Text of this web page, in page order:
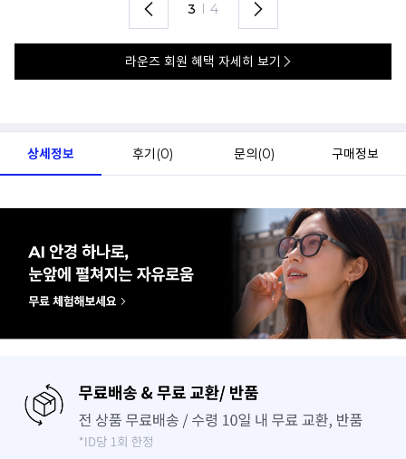
4 I 4
라운즈 회원 혜택 자세히 보기
상세정보 후기(0) 문의(0) 구매정보